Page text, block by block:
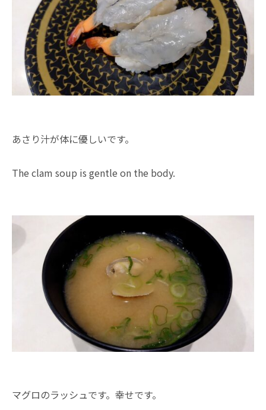
あさり汁が体に優しいです。
The clam soup is gentle on the body.
マグロのラッシュです。幸せです。